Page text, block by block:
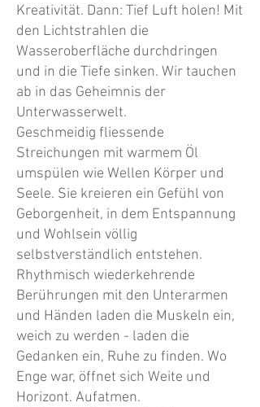
Kreativität. Dann: Tief Luft holen! Mit
den Lichtstrahlen die
Wasseroberfläche durchdringen
und in die Tiefe sinken. Wir tauchen
ab in das Geheimnis der
Unterwasserwelt.
Geschmeidig fliessende
Streichungen mit warmem Öl
umspülen wie Wellen Körper und
Seele. Sie kreieren ein Gefühl von
Geborgenheit, in dem Entspannung
und Wohlsein völlig
selbstverständlich entstehen.
Rhythmisch wiederkehrende
Berührungen mit den Unterarmen
und Händen laden die Muskeln ein,
weich zu werden - laden die
Gedanken ein, Ruhe zu finden. Wo
Enge war, öffnet sich Weite und
Horizont. Aufatmen.